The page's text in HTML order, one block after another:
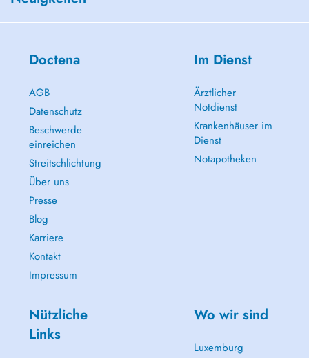
Doctena
AGB
Datenschutz
Beschwerde
einreichen
Streitschlichtung
Über uns
Presse
Blog
Karriere
Kontakt
Impressum
Im Dienst
Ärztlicher
Notdienst
Krankenhäuser im
Dienst
Notapotheken
Nützliche
Links
Wo wir sind
Luxemburg